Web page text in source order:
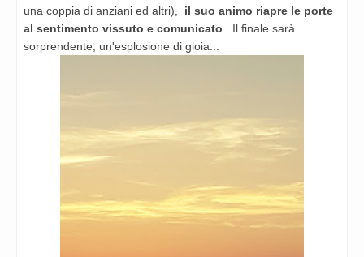
una coppia di anziani ed altri),
il suo animo riapre le porte
al sentimento vissuto e comunicato
. Il finale sarà
sorprendente, un'esplosione di gioia...